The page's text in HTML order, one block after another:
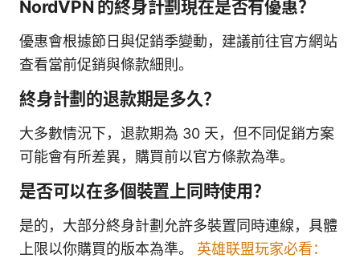
NordVPN 的終身計劃現在是否有優惠？
優惠會根據節日與促銷季變動，建議前往官方網站
查看當前促銷與條款細則。
終身計劃的退款期是多久？
大多數情況下，退款期為 30 天，但不同促銷方案
可能會有所差異，購買前以官方條款為準。
是否可以在多個裝置上同時使用？
是的，大部分終身計劃允許多裝置同時連線，具體
上限以你購買的版本為準。 英雄联盟玩家必看：